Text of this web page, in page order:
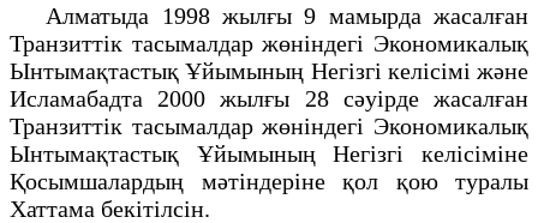
Алматыда 1998 жылғы 9 мамырда жасалған
Транзиттік тасымалдар жөніндегі Экономикалық
Ынтымақтастық Ұйымының Негізгі келісімі және
Исламабадта 2000 жылғы 28 сәуірде жасалған
Транзиттік тасымалдар жөніндегі Экономикалық
Ынтымақтастық Ұйымының Негізгі келісіміне
Қосымшалардың мәтіндеріне қол қою туралы
Хаттама бекітілсін.